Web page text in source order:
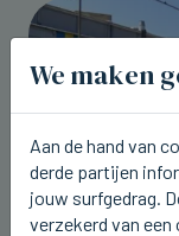
We maken
Aan de hand van
derde partijen
jouw surfgedrag.
verzekerd van